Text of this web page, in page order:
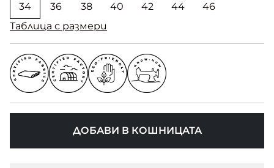
34 36 38 40 42 44
46
Таблица с размери
ДОБАВИ В КОШНИЦАТА